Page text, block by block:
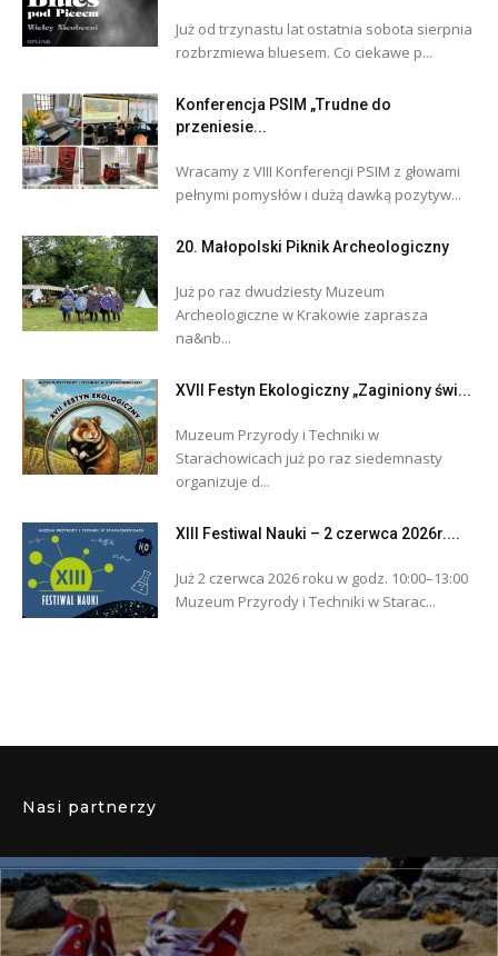
Już od trzynastu lat ostatnia sobota sierpnia
rozbrzmiewa bluesem. Co ciekawe p...
Konferencja PSIM „Trudne do
przeniesie...
Wracamy z VIII Konferencji PSIM z głowami
pełnymi pomysłów i dużą dawką pozytyw...
20. Małopolski Piknik Archeologiczny
Już po raz dwudziesty Muzeum
Archeologiczne w Krakowie zaprasza
na&nb...
XVII Festyn Ekologiczny „Zaginiony świ...
Muzeum Przyrody i Techniki w
Starachowicach już po raz siedemnasty
organizuje d...
XIII Festiwal Nauki – 2 czerwca 2026r....
Już 2 czerwca 2026 roku w godz. 10:00–13:00
Muzeum Przyrody i Techniki w Starac...
Nasi partnerzy